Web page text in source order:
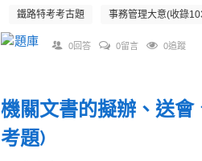
鐵路特考考古題 事務管理大意(收錄
0回答 0留言 0追蹤
機關文書的擬辦、送
考題)